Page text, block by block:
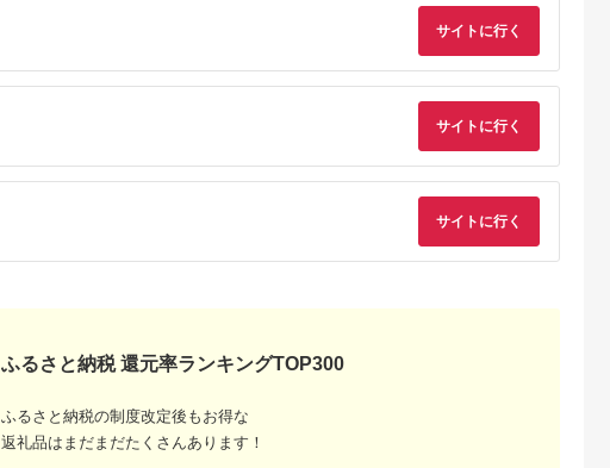
比べ タレ付 専門店 ま
税 豚肉 ポーク ぶた肉
【1.7-20】
らか 贅沢 レトルト 和
ト 厚切り 惣菜 おかず
調理 個包装 湯煎 株式
出典：ふるさとチョイ
ステーキ ロールステ
出典：ANAのふるさ
サイトに行く
サイトに行く
サイトに行く
ふるさと納税 還元率ランキングTOP300
ふるさと納税の制度改定後もお得な
返礼品はまだまだたくさんあります！